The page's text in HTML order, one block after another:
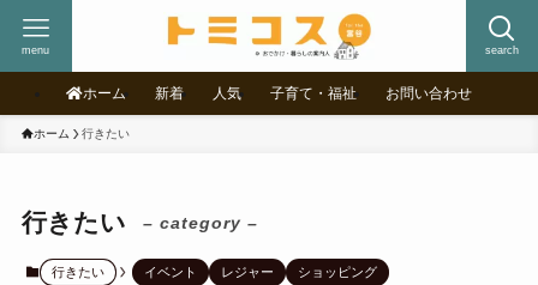
search
menu
ホーム 新着 人気 子育て・福祉 お問い合わせ
ホーム 行きたい
行きたい – category –
行きたい イベント レジャー ショッピング